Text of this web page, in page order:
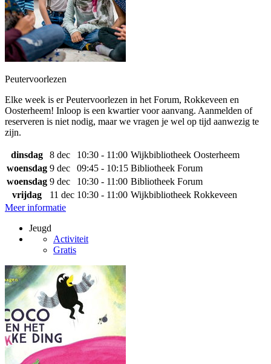
Peutervoorlezen
Elke week is er Peutervoorlezen in het Forum, Rokkeveen en
Oosterheem! Inloop is een kwartier voor aanvang. Aanmelden of
reserveren is niet nodig, maar we vragen je wel op tijd aanwezig te
zijn.
dinsdag 8 dec 10:30 - 11:00 Wijkbibliotheek Oosterheem
woensdag 9 dec 09:45 - 10:15 Bibliotheek Forum
woensdag 9 dec 10:30 - 11:00 Bibliotheek Forum
vrijdag
11 dec 10:30 - 11:00 Wijkbibliotheek Rokkeveen
Meer informatie
Jeugd
Activiteit
Gratis